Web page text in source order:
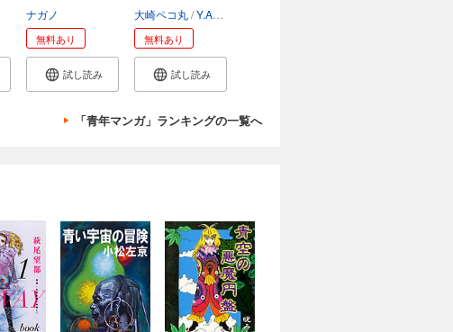
ナガノ
無料あり
試し読み
大崎ペコ丸 Y.A
無料あり
試し読み
「青年マンガ」ランキングの一覧へ